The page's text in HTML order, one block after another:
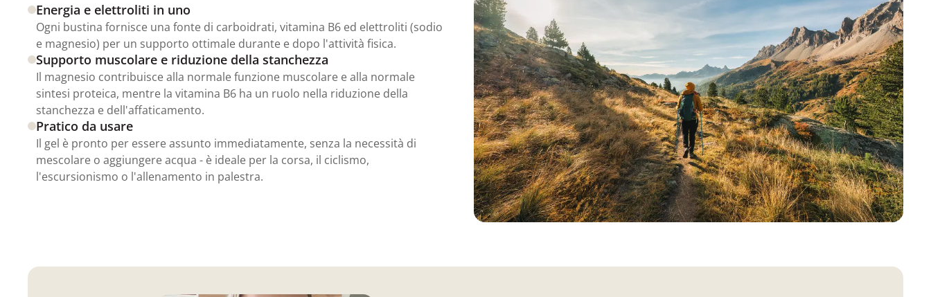
Energia e elettroliti in uno
Ogni bustina fornisce una fonte di carboidrati, vitamina B6 ed elettroliti (sodio
e magnesio) per un supporto ottimale durante e dopo l'attività fisica.
Supporto muscolare e riduzione della stanchezza
Il magnesio contribuisce alla normale funzione muscolare e alla normale
sintesi proteica, mentre la vitamina B6 ha un ruolo nella riduzione della
stanchezza e dell'affaticamento.
Pratico da usare
Il gel è pronto per essere assunto immediatamente, senza la necessità di
mescolare o aggiungere acqua - è ideale per la corsa, il ciclismo,
l'escursionismo o l'allenamento in palestra.